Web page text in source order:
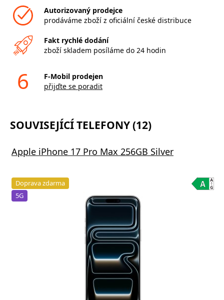
Autorizovaný prodejce
prodáváme zboží z oficiální české distribuce
Fakt rychlé dodání
zboží skladem posíláme do 24 hodin
6
F-Mobil prodejen
přijďte se poradit
SOUVISEJÍCÍ TELEFONY (12)
Apple iPhone 17 Pro Max 256GB Silver
Doprava zdarma
5G